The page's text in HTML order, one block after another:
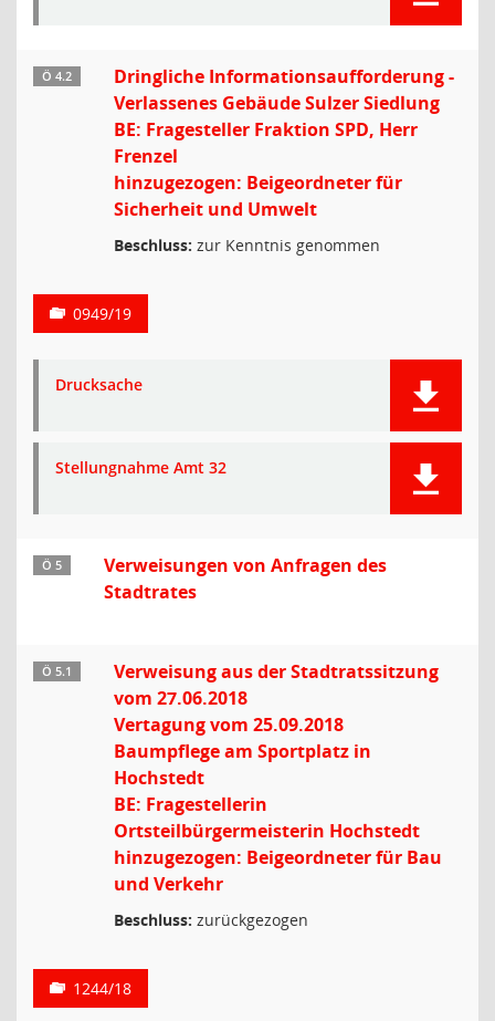
Ö 4.2
Dringliche Informationsaufforderung -
Verlassenes Gebäude Sulzer Siedlung
BE: Fragesteller Fraktion SPD, Herr
Frenzel
hinzugezogen: Beigeordneter für
Sicherheit und Umwelt
Beschluss: zur Kenntnis genommen
0949/19
Drucksache
Stellungnahme Amt 32
Ö 5
Verweisungen von Anfragen des
Stadtrates
Ö 5.1
Verweisung aus der Stadtratssitzung
vom 27.06.2018
Vertagung vom 25.09.2018
Baumpflege am Sportplatz in
Hochstedt
BE: Fragestellerin
Ortsteilbürgermeisterin Hochstedt
hinzugezogen: Beigeordneter für Bau
und Verkehr
Beschluss: zurückgezogen
1244/18